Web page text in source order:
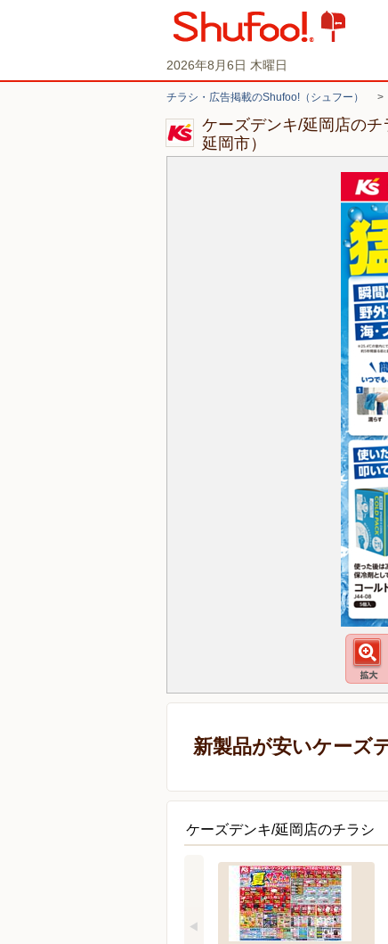
2026年8月6日 木曜日
チラシ・広告掲載のShufoo!（シュフー）
ケーズデンキ/延岡店の
延岡市）
新製品が安いケーズ
ケーズデンキ/延岡店のチラシ